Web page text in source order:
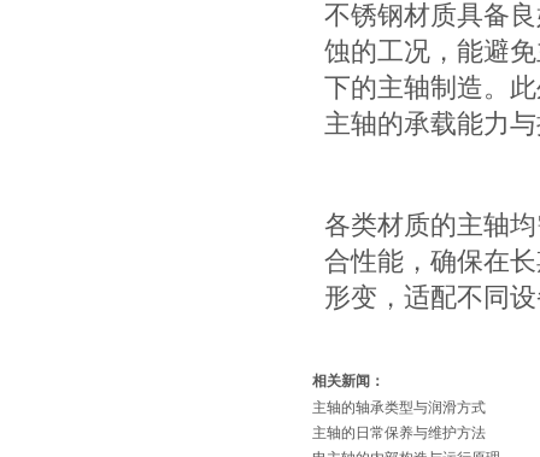
不锈钢材质具备
蚀的工况，能避
下的主轴制造。
主轴的承载能力
各类材质的主轴
合性能，确保在
形变，适配不同
相关新闻：
主轴的轴承类型与润滑方式
主轴的日常保养与维护方法